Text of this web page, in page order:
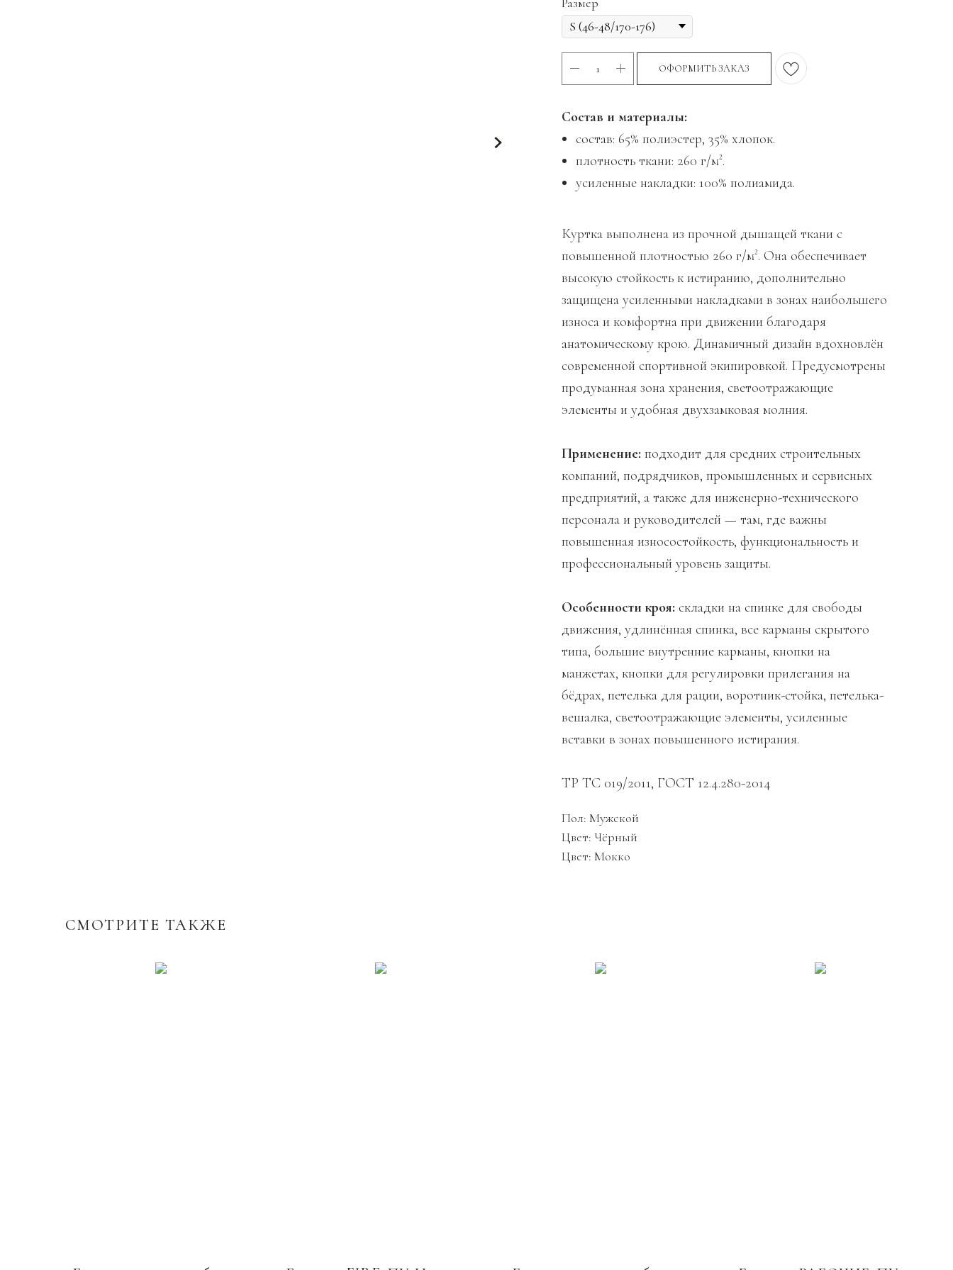
ОФОРМИТЬ ЗАКАЗ
Состав и материалы:
состав: 65% полиэстер, 35% хлопок.
плотность ткани: 260 г/м².
усиленные накладки: 100% полиамида.
Куртка выполнена из прочной дышащей ткани с
повышенной плотностью 260 г/м². Она обеспечивает
высокую стойкость к истиранию, дополнительно
защищена усиленными накладками в зонах наибольшего
износа и комфортна при движении благодаря
анатомическому крою. Динамичный дизайн вдохновлён
современной спортивной экипировкой. Предусмотрены
продуманная зона хранения, светоотражающие
элементы и удобная двухзамковая молния.
Применение: подходит для средних строительных
компаний, подрядчиков, промышленных и сервисных
предприятий, а также для инженерно-технического
персонала и руководителей — там, где важны
повышенная износостойкость, функциональность и
профессиональный уровень защиты.
Особенности кроя: складки на спинке для свободы
движения, удлинённая спинка, все карманы скрытого
типа, большие внутренние карманы, кнопки на
манжетах, кнопки для регулировки прилегания на
бёдрах, петелька для рации, воротник-стойка, петелька-
вешалка, светоотражающие элементы, усиленные
вставки в зонах повышенного истирания.
ТР ТС 019/2011, ГОСТ 12.4.280-2014
Пол: Мужской
Цвет: Чёрный
Цвет: Мокко
СМОТРИТЕ ТАКЖЕ